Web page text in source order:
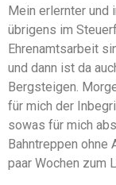
Mein erlernter und
übrigens im
Ehrenamtsarbeit
und dann ist da
Bergsteigen.
für mich der
sowas für mich
Bahntreppen ohne
paar Wochen zum